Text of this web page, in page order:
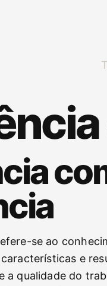
se ao
e
a qualidade do